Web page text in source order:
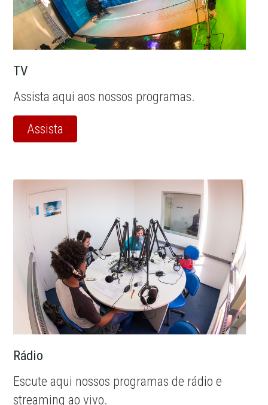
TV
Assista aqui aos nossos programas.
Assista
Rádio
Escute aqui nossos programas de rádio e
streaming ao vivo.